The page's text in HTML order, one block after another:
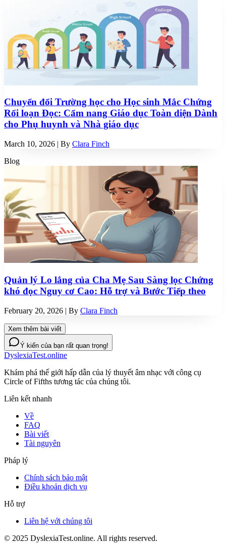
Chuyển đổi Trường học cho Học sinh Mắc Chứng
Rối loạn Đọc: Cẩm nang Giáo dục Toàn diện Dành
cho Phụ huynh và Nhà giáo dục
March 10, 2026 | By Clara Finch
Blog
Quản lý Lo lắng của Cha Mẹ Sau Sàng lọc Chứng
khó đọc Nguy cơ Cao: Hỗ trợ và Bước Tiếp theo
February 20, 2026 | By Clara Finch
Xem thêm bài viết
Ý kiến của bạn rất quan trọng!
DyslexiaTest.online
Khám phá thế giới hấp dẫn của lý thuyết âm nhạc với công cụ
Circle of Fifths tương tác của chúng tôi.
Liên kết nhanh
Về
FAQ
Bài viết
Tài nguyên
Pháp lý
Chính sách bảo mật
Điều khoản dịch vụ
Hỗ trợ
Liên hệ với chúng tôi
© 2025 DyslexiaTest.online. All rights reserved.